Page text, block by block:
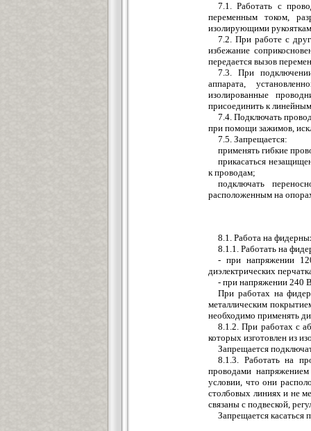
7.1. Работать с
переменным током,
изолирующими
7.2. При работе с
избежание
передается вызов
7.3. При
аппарата,
изолированные
присоединить к
7.4. Подключать
при помощи зажимов,
7.5. Запрещается:
применять гибкие
прикасаться
к проводам;
подключать
расположенным на
8.1. Работа на
8.1.1. Работать на
- при напряжении
диэлектрических
- при напряжении 240
При работах на
металлическим
необходимо применять
8.1.2. При работах с
которых изготовлен из
Запрещается
8.1.3. Работать на
проводами
условии, что они
столбовых линиях и не
связаны с подвеской,
Запрещается